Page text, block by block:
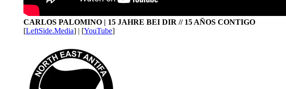
CARLOS PALOMINO | 15 JAHRE BEI DIR // 15 AÑOS CONTIGO
[LeftSide.Media] | [YouTube]